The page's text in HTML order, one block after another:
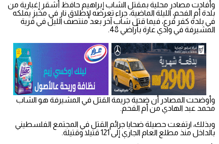
وأفادت مصادر محلية بمقتل الشاب إبراهيم حافظ أشقر إغبارية من
بلدة أم الفحم، الليلة الماضية، جراء تعرضه لإطلاق نار في مخبز يملكه
في بلدة كفر قرع، فيما قتل شاب آخر بعد منتصف الليل في قرية
المشيرفة في وادي عارة بأراضي 48.
وأوضحت المصادر أن ضحية جريمة القتل في المشيرفة هو الشاب
محمد عبد الهادي من أم الفحم.
وبذلك، ارتفعت حصيلة ضحايا جرائم القتل في المجتمع الفلسطيني
بالداخل منذ مطلع العام الجاري إلى 121 قتيلا وقتيلة.